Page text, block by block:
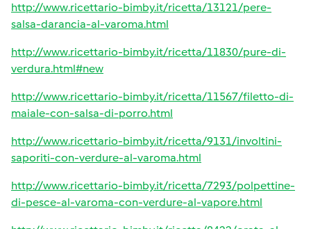
http://www.ricettario-bimby.it/ricetta/13121/pere-
salsa-darancia-al-varoma.html
http://www.ricettario-bimby.it/ricetta/11830/pure-di-
verdura.html#new
http://www.ricettario-bimby.it/ricetta/11567/filetto-di-
maiale-con-salsa-di-porro.html
http://www.ricettario-bimby.it/ricetta/9131/involtini-
saporiti-con-verdure-al-varoma.html
http://www.ricettario-bimby.it/ricetta/7293/polpettine-
di-pesce-al-varoma-con-verdure-al-vapore.html